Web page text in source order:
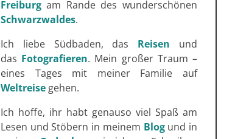
Freiburgam Rande des wunderschönen
Schwarzwaldes.
Ich liebe Südbaden, das Reisen und
das Fotografieren. Mein großer Traum –
eines Tages mit meiner Familie auf
Weltreisegehen.
Ich hoffe, ihr habt genauso viel Spaß am
Lesen und Stöbern in meinem Blog und in